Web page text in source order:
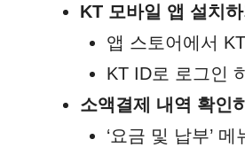
KT 모바일 앱 설치하
앱 스토어에서
KT ID로 로그인
소액결제 내역 확인
‘요금 및 납부’ 메